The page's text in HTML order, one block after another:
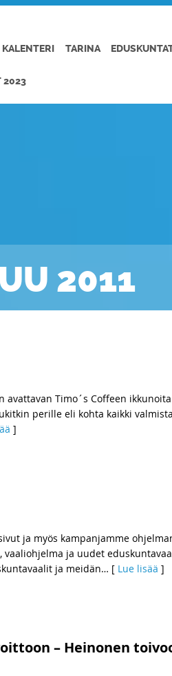
KALENTERI TARINA
2023
2011
avattavan Timo´s Coffeen ikkunoita
perille eli kohta kaikki
]
ja myös kampanjamme
ja uudet
ja meidän… [ Lue lisää ]
– Heinonen